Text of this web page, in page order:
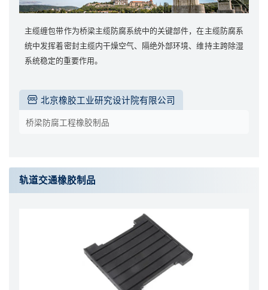
主缆缠包带作为桥梁主缆防腐系统中的关键部件，在主缆防腐系
统中发挥着密封主缆内干燥空气、隔绝外部环境、维持主跨除湿
系统稳定的重要作用。
北京橡胶工业研究设计院有限公司
桥梁防腐工程橡胶制品
轨道交通橡胶制品